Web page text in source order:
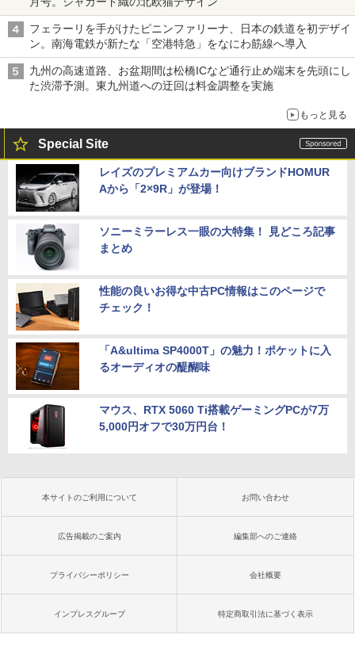
フェラーリを手がけたピニンファリーナ、日本の鉄道を初デザイ
ン。南海電鉄が新たな「空港特急」をなにわ筋線へ導入
九州の高速道路、お盆期間は松橋ICなど通行止め端末を先頭にし
た渋滞予測。東九州道への迂回は料金調整を実施
もっと見る
Special Site
レイズのプレミアムカー向けブランドHOMUR
Aから「2×9R」が登場！
ソニーミラーレス一眼の大特集！ 見どころ記事
まとめ
性能の良いお得な中古PC情報はこのページで
チェック！
「A&ultima SP4000T」の魅力！ポケットに入
るオーディオの醍醐味
マウス、RTX 5060 Ti搭載ゲーミングPCが7万
5,000円オフで30万円台！
本サイトのご利用について お問い合わせ
広告掲載のご案内 編集部へのご連絡
プライバシーポリシー 会社概要
インプレスグループ 特定商取引法に基づく表示